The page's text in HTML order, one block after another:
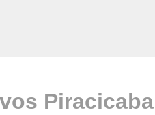
Piracicaba